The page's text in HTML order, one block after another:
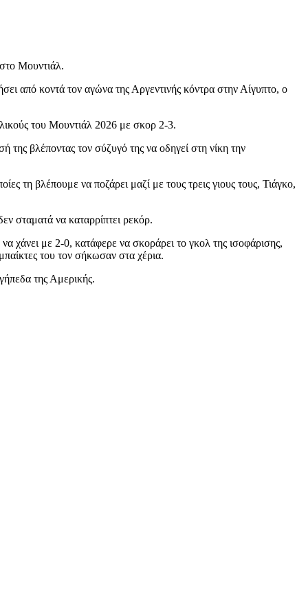
Μουντιάλ.
από κοντά τον αγώνα της Αργεντινής κόντρα στην Αίγυπτο, ο
του Μουντιάλ 2026 με σκορ 2-3.
βλέποντας τον σύζυγό της να οδηγεί στη νίκη την
τη βλέπουμε να ποζάρει μαζί με τους τρεις γιους τους, Τιάγκο,
σταματά να καταρρίπτει ρεκόρ.
χάνει με 2-0, κατάφερε να σκοράρει το γκολ της ισοφάρισης,
του τον σήκωσαν στα χέρια.
της Αμερικής.